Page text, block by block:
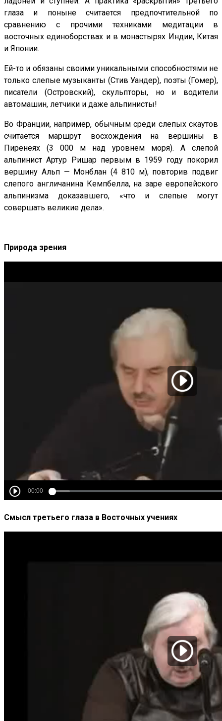
глаза и поныне считается предпочтительной по
сравнению с прочими техниками медитации в
восточных единоборствах и в монастырях Индии, Китая
и Японии.
Ей-то и обязаны своими уникальными способностями не
только слепые музыканты (Стив Уандер), поэты (Гомер),
писатели (Островский), скульпторы, но и водители
автомашин, летчики и даже альпинисты!
Во Франции, например, обычным среди слепых скаутов
считается маршрут восхождения на вершины в
Пиренеях (3 000 м над уровнем моря). А слепой
альпинист Артур Ришар первым в 1959 году покорил
вершину Альп — Монблан (4 810 м), повторив подвиг
слепого англичанина Кемпбелла, на заре европейского
альпинизма доказавшего, «что и слепые могут
совершать великие дела».
Природа зрения
Смысл третьего глаза в Восточных учениях